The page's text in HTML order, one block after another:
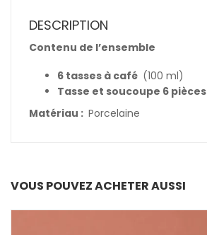
DESCRIPTION
Contenu de l’ensemble
6 tasses à café (100 ml)
Tasse et soucoupe 6 pièces
Matériau : Porcelaine
VOUS POUVEZ ACHETER AUSSI